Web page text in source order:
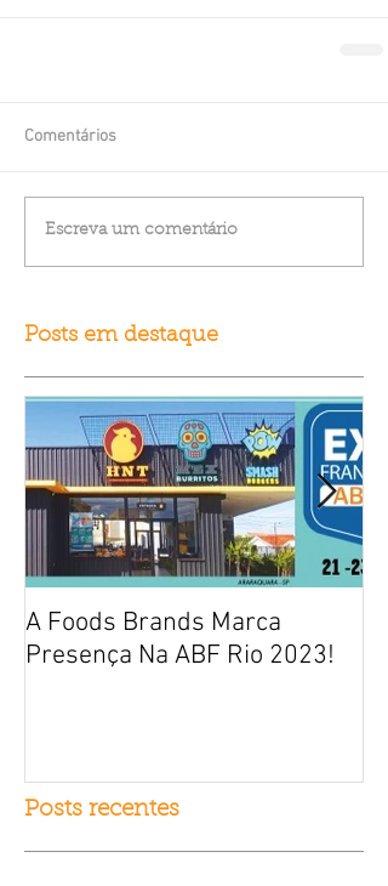
Comentários
Escreva um comentário
Posts em destaque
A Foods Brands Marca
Presença Na ABF Rio 2023!
Posts recentes